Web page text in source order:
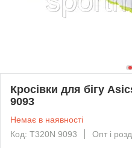
Кросівки для бігу
9093
Немає в наявності
Код: T320N 9093
Опт і